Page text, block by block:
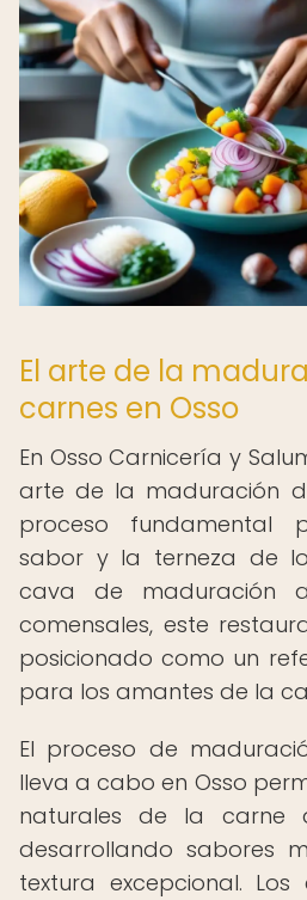
El arte de la
carnes en Osso
En Osso Carnicería y
arte de la maduración
proceso fundamental
sabor y la terneza de
cava de maduración
comensales, este
posicionado como un
para los amantes de la
El proceso de
lleva a cabo en Osso
naturales de la carne
desarrollando sabores
textura excepcional.